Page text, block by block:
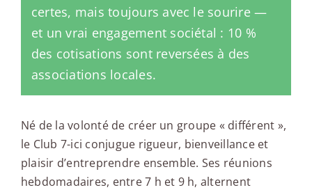
certes, mais toujours avec le sourire —
et un vrai engagement sociétal : 10 %
des cotisations sont reversées à des
associations locales.
Né de la volonté de créer un groupe « différent »,
le Club 7-ici conjugue rigueur, bienveillance et
plaisir d’entreprendre ensemble. Ses réunions
hebdomadaires, entre 7 h et 9 h, alternent